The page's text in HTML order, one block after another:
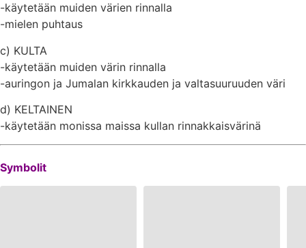
-käytetään muiden värien rinnalla
-mielen puhtaus
c) KULTA
-käytetään muiden värin rinnalla
-auringon ja Jumalan kirkkauden ja valtasuuruuden väri
d) KELTAINEN
-käytetään monissa maissa kullan rinnakkaisvärinä
Symbolit